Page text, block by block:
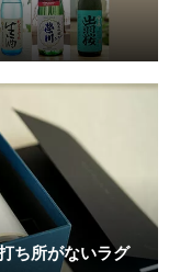
ち所がないラグ